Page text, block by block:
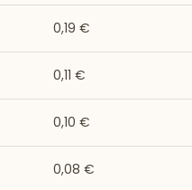
0,19 €
0,11 €
0,10 €
0,08 €